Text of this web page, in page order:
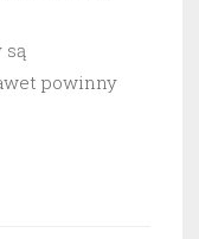
są
powinny